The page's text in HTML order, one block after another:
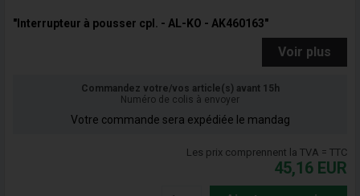
"Interrupteur à pousser cpl. - AL-KO - AK460163"
Voir plus
Commandez votre/vos article(s) avant 15h
Numéro de colis à envoyer
Votre commande sera expédiée le mandag
Les prix comprennent la TVA = TTC
45,16 EUR